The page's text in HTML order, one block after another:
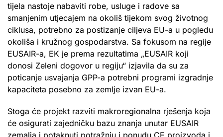
tijela nastoje nabaviti robe, usluge i radove sa
smanjenim utjecajem na okoliš tijekom svog životnog
ciklusa, potrebno za postizanje ciljeva EU-a u pogledu
okoliša i kružnog gospodarstva. Sa fokusom na regije
EUSAIR-a, EK je prema rezultatima „EUSAIR koji
donosi Zeleni dogovor u regiju“ izjavila da su za
poticanje usvajanja GPP-a potrebni programi izgradnje
kapaciteta posebno za zemlje izvan EU-a.
Stoga će projekt razviti makroregionalna rješenja koja
će osigurati zajedničku bazu znanja unutar EUSAIR
zemalja i potaknuti potražnju i ponudu CE proizvoda i